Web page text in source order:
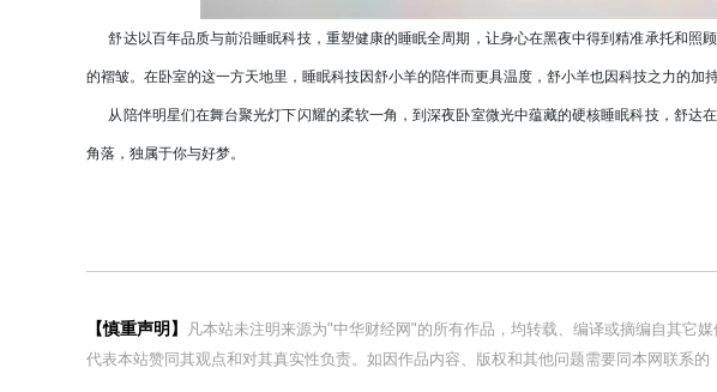
舒达以百年品质与前沿睡眠科技，重塑健康的睡眠全周期，让身心在黑夜中得到精准承托和照
的褶皱。在卧室的这一方天地里，睡眠科技因舒小羊的陪伴而更具温度，舒小羊也因科技之力的加持
从陪伴明星们在舞台聚光灯下闪耀的柔软一角，到深夜卧室微光中蕴藏的硬核睡眠科技，舒达
角落，独属于你与好梦。
【慎重声明】
凡本站未注明来源为"中华财经网"的所有作品，均转载、编译或摘编自其它
代表本站赞同其观点和对其真实性负责。如因作品内容、版权和其他问题需要同本网联系的